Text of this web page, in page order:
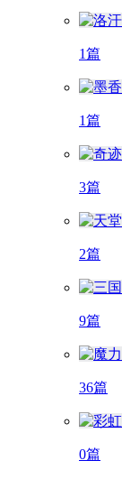
1篇
1篇
3篇
2篇
9篇
36篇
0篇